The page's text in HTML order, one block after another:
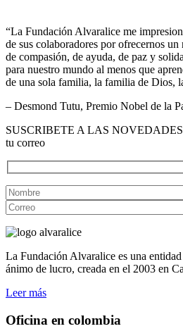
“La Fundación Alvaralice me
de sus colaboradores por ofrecernos
de compasión, de ayuda, de paz y
para nuestro mundo al menos que
de una sola familia, la familia de Dios,
– Desmond Tutu, Premio Nobel de la
SUSCRIBETE A LAS NOVEDADES
tu correo
La Fundación Alvaralice es una
ánimo de lucro, creada en el 2003 en
Leer más
Oficina en colombia